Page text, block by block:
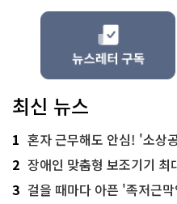
최신 뉴스
1 혼자 근무해도 안심! '소상
2 장애인 맞춤형 보조기기 최대
3 걸을 때마다 아픈 '족저근막염